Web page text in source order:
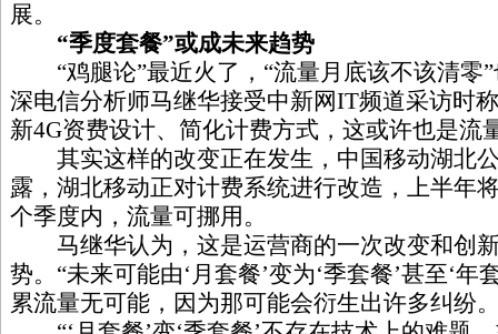
展。
“季度套餐”或成未来趋势
“鸡腿论”最近火了，“流量月底该不该清零”
深电信分析师马继华接受中新网IT频道采访时
新4G资费设计、简化计费方式，这或许也是流
其实这样的改变正在发生，中国移动湖北
露，湖北移动正对计费系统进行改造，上半年
个季度内，流量可挪用。
马继华认为，这是运营商的一次改变和创
势。“未来可能由‘月套餐’变为‘季套餐’甚至‘年
累流量无可能，因为那可能会衍生出许多纠纷